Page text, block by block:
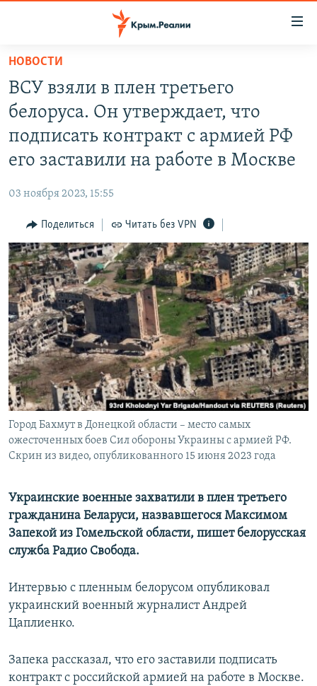
Вернуться
основному
содержанию
Вернутся
главной
Вернутся
поиску
СПЕЦПРОЕКТЫ
ИНТЕРАКТИВ
ИНФОГРАФИКА
ТЕЛЕПРОЕКТ КРЫМ.РЕАЛИИ
СОВЕТЫ ПРАВОЗАЩИТНИКОВ
ПРОПАВШИЕ БЕЗ ВЕСТИ
ПОБЕДИТЕЛЕЙ НЕ СУДЯТ?
КРЫМ.НЕПОКОРЕННЫЙ
ELIFBE
УКРАИНСКАЯ ПРОБЛЕМА КРЫМА
РАДІО СВОБОДА
КАК ОБОЙТИ БЛОКИРОВКУ
Українською
Qırımtatar
ПРИСОЕДИНЯЙТЕСЬ!
Все сайты RFE/RL
НОВОСТИ
ВСУ взяли в плен третьего
белоруса. Он утверждает, что
подписать контракт с армией РФ
его заставили на работе в Москве
03 ноября 2023, 15:55
Поделиться Читать без VPN
Город Бахмут в Донецкой области – место самых
ожесточенных боев Сил обороны Украины с армией РФ.
Скрин из видео, опубликованного 15 июня 2023 года
Украинские военные захватили в плен третьего
гражданина Беларуси, назвавшегося Максимом
Запекой из Гомельской области, пишет белорусская
служба Радио Свобода.
Интервью с пленным белорусом опубликовал
украинский военный журналист Андрей
Цаплиенко.
Запека рассказал, что его заставили подписать
контракт с российской армией на работе в Москве.